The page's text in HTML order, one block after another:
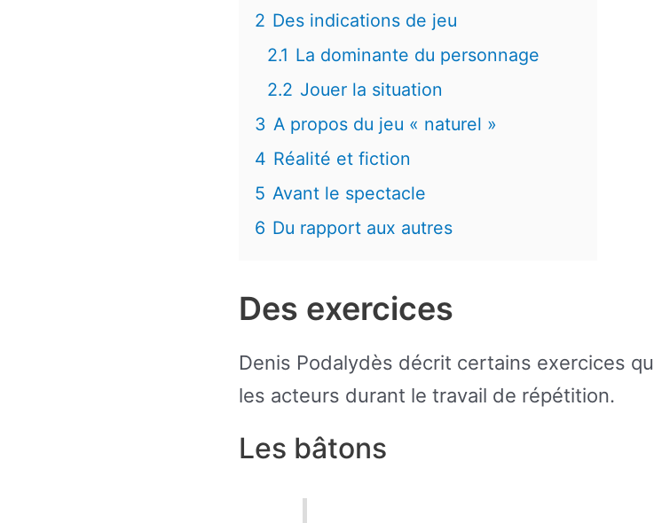
2 Des indications de jeu
2.1 La dominante du personnage
2.2 Jouer la situation
3 A propos du jeu « naturel »
4 Réalité et fiction
5 Avant le spectacle
6 Du rapport aux autres
Des exercices
Denis Podalydès décrit certains exercices
les acteurs durant le travail de répétition.
Les bâtons